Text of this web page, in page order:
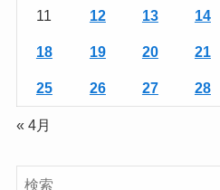
11 12 13 14
18 19 20 21
25 26 27 28
« 4月